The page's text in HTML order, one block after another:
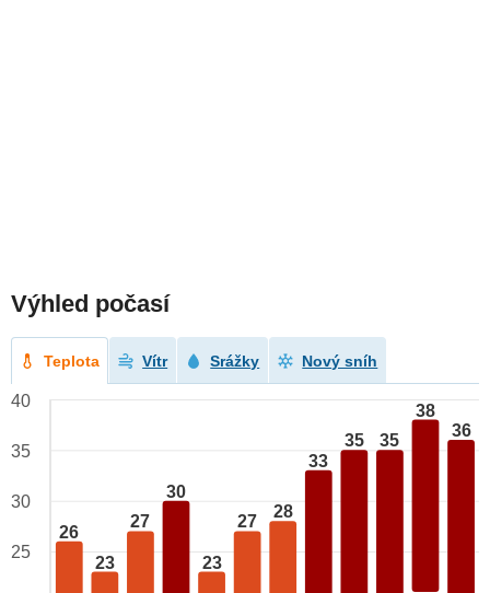
Výhled počasí
Teplota Vítr Srážky Nový sníh
26
23
27
30
23
27
28
33
35 35
38
36
40
35
30
25